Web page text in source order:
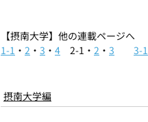
【摂南大学】他の連載ページへ
1-1 ・ 2 ・ 3 ・ 4 2-1・ 2 ・ 3 3-1
摂南大学編